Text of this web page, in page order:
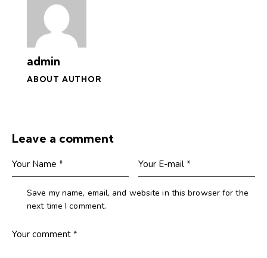
admin
ABOUT AUTHOR
Leave a comment
Save my name, email, and website in this browser for the
next time I comment.